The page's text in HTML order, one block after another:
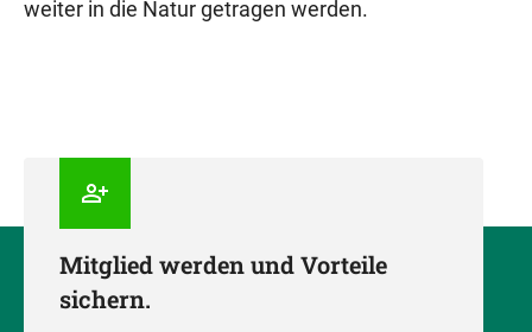
weiter in die Natur getragen werden.
Mitglied werden und Vorteile
sichern.